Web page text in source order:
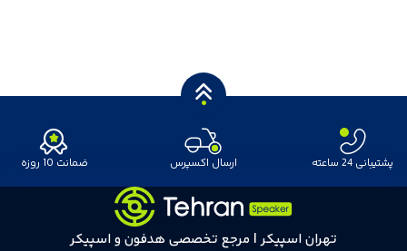
پشتیبانی 24 ساعته ارسال اکسپرس ضمانت 10 روزه
تهران اسپیکر | مرجع تخصصی هدفون و اسپیکر